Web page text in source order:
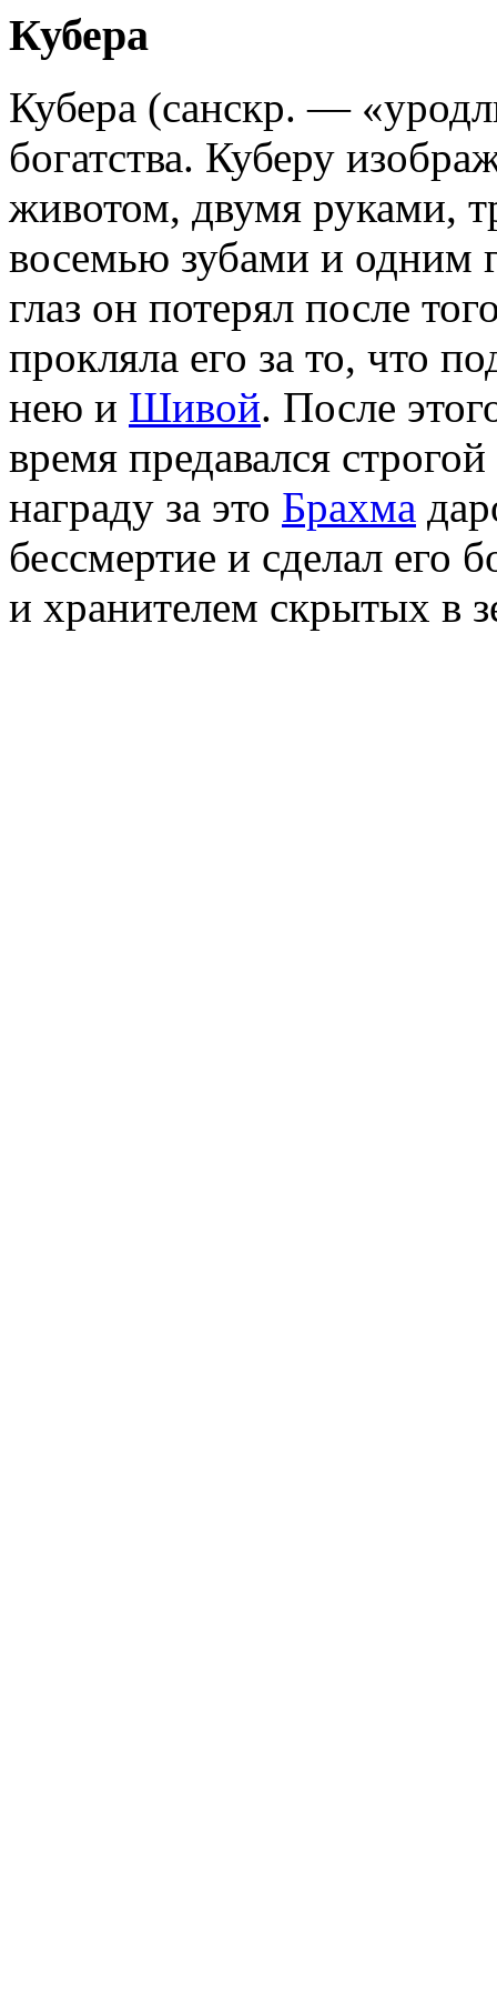
Кубера
Кубера (санскр. —
богатства. Куберу
животом, двумя руками,
восемью зубами и одним
глаз он потерял после
прокляла его за то, что
нею и Шивой. После
время предавался строгой
награду за это Брахма
бессмертие и сделал его
и хранителем скрытых в